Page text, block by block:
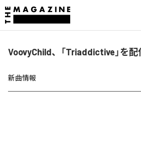
VoovyChild、「Triaddictive」を
新曲情報